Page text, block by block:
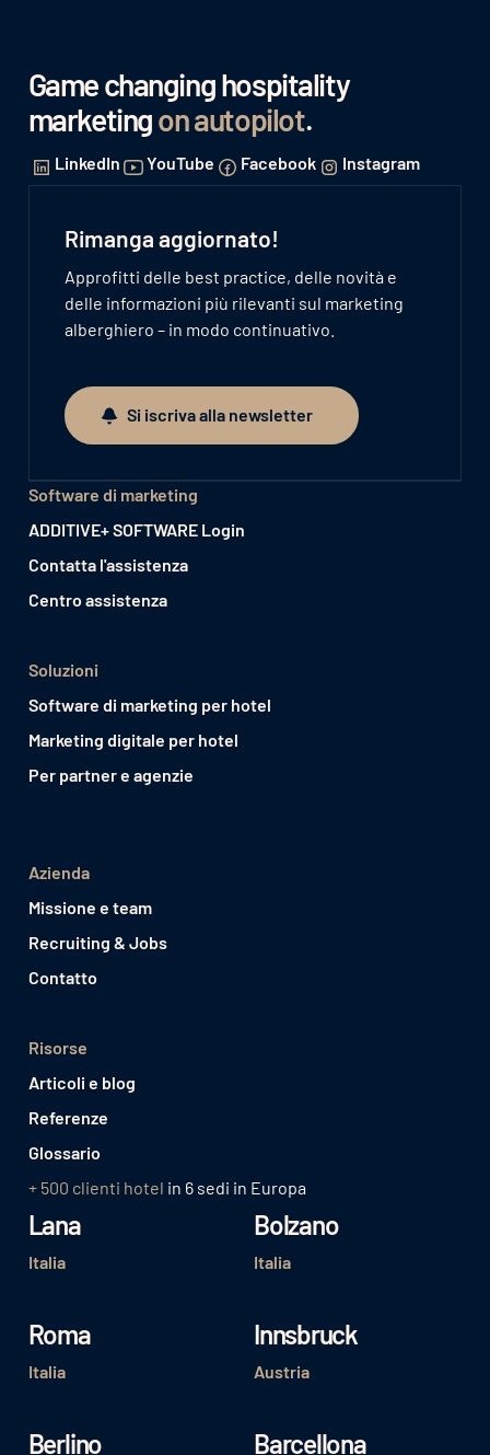
Game changing hospitality
marketingon autopilot.
LinkedIn YouTube Facebook Instagram
Rimanga aggiornato!
Approfitti delle best practice, delle novità e
delle informazioni più rilevanti sul marketing
alberghiero – in modo continuativo.
Si iscriva alla newsletter
Si iscriva alla newsletter
Software di marketing
ADDITIVE+ SOFTWARE Login
Contatta l'assistenza
Centro assistenza
Soluzioni
Software di marketing per hotel
Marketing digitale per hotel
Per partner e agenzie
Azienda
Missione e team
Recruiting & Jobs
Contatto
Risorse
Articoli e blog
Referenze
Glossario
+ 500 clienti hotel in 6 sedi in Europa
Lana
Italia
Bolzano
Italia
Roma
Italia
Innsbruck
Austria
Berlino Barcellona